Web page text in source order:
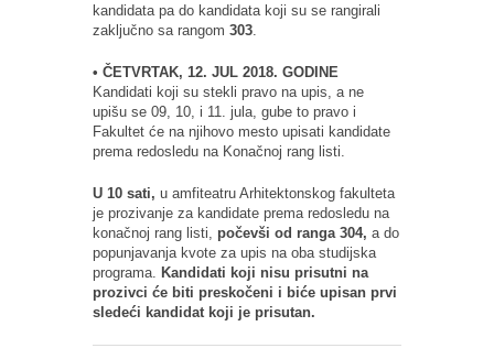
kandidata pa do kandidata koji su se rangirali
zaključno sa rangom 303
• ČETVRTAK, 12. JUL 2018. GODINE
Kandidati koji su stekli pravo na upis, a ne
upišu se 09, 10, i 11. jula, gube to pravo i
Fakultet će na njihovo mesto upisati kandidate
prema redosledu na Konačnoj rang listi.
U 10 sati, u amfiteatru Arhitektonskog fakulteta
je prozivanje za kandidate prema redosledu na
konačnoj rang listi, počevši od ranga 304, a do
popunjavanja kvote za upis na oba studijska
programa. Kandidati koji nisu prisutni na
prozivci će biti preskočeni i biće upisan prvi
sledeći kandidat koji je prisutan.